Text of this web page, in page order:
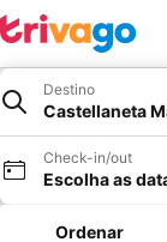
Destino
Castellaneta
Check-in/out
Escolha as
Ordenar